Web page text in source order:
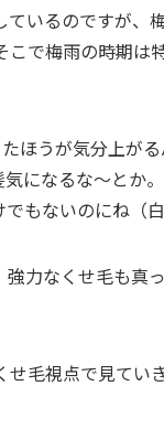
いるのですが、
で梅雨の時期は
ほうが気分上が
になるな～とか
もないのにね（白
力なくせ毛も真
毛視点で見てい